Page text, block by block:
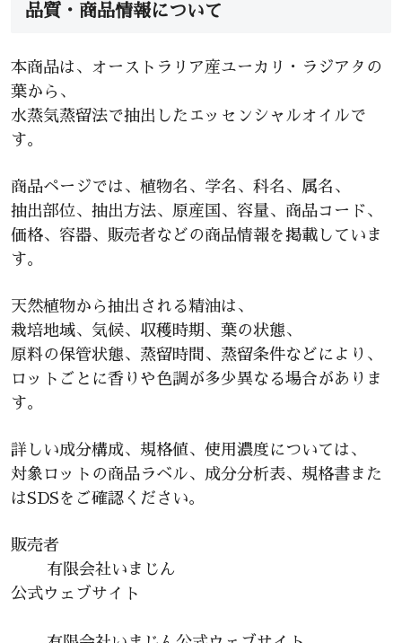
品質・商品情報について
本商品は、オーストラリア産ユーカリ・ラジアタの
葉から、
水蒸気蒸留法で抽出したエッセンシャルオイルで
す。
商品ページでは、植物名、学名、科名、属名、
抽出部位、抽出方法、原産国、容量、商品コード、
価格、容器、販売者などの商品情報を掲載していま
す。
天然植物から抽出される精油は、
栽培地域、気候、収穫時期、葉の状態、
原料の保管状態、蒸留時間、蒸留条件などにより、
ロットごとに香りや色調が多少異なる場合がありま
す。
詳しい成分構成、規格値、使用濃度については、
対象ロットの商品ラベル、成分分析表、規格書また
はSDSをご確認ください。
販売者
有限会社いまじん
公式ウェブサイト